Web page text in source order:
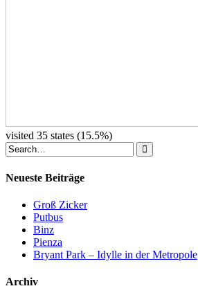
visited 35 states (15.5%)
Neueste Beiträge
Groß Zicker
Putbus
Binz
Pienza
Bryant Park – Idylle in der Metropole
Archiv